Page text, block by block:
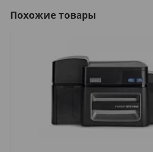
Похожие товары